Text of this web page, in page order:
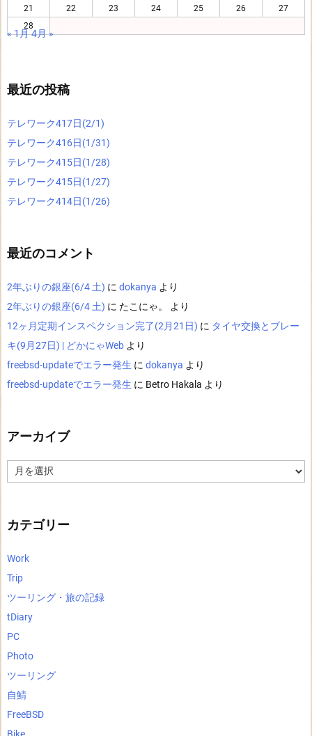
21
22 23 24 25 26
27
28
« 1月4月 »
最近の投稿
テレワーク417日(2/1)
テレワーク416日(1/31)
テレワーク415日(1/28)
テレワーク415日(1/27)
テレワーク414日(1/26)
最近のコメント
2年ぶりの銀座(6/4 土) に dokanya より
2年ぶりの銀座(6/4 土) に たこにゃ。
より
12ヶ月定期インスペクション完了(2月21日) に タイヤ交換とブレー
キ(9月27日) | どかにゃWeb より
freebsd-updateでエラー発生 に dokanya より
freebsd-updateでエラー発生 に Betro Hakala より
アーカイブ
ー
カテゴリー
Work
Trip
ツーリング・旅の記録
tDiary
PC
Photo
ツーリング
自鯖
FreeBSD